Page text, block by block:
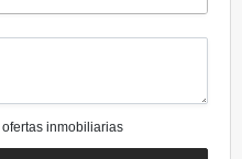
inmobiliarias